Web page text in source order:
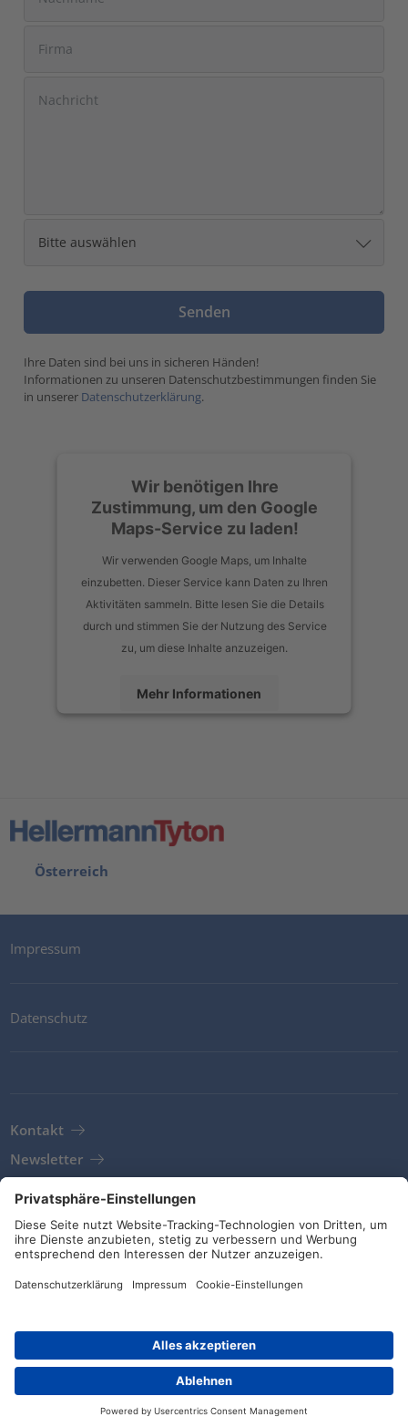
Ihre Daten sind bei uns in sicheren Händen!
Informationen zu unseren Datenschutzbestimmungen finden Sie
in unserer Datenschutzerklärung.
Wir benötigen Ihre
Zustimmung, um den Google
Maps-Service zu laden!
Wir verwenden Google Maps, um Inhalte
einzubetten. Dieser Service kann Daten zu Ihren
Aktivitäten sammeln. Bitte lesen Sie die Details
durch und stimmen Sie der Nutzung des Service
zu, um diese Inhalte anzuzeigen.
Mehr Informationen
Österreich
Impressum
Datenschutz
Kontakt
Newsletter
AGB
Richtlinien und Bekenntnisse
Soziale Medien
© HellermannTyton 2026 (v4.312.3) |
|
Händlersuche Kontakt